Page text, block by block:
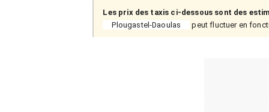
Les prix des taxis ci-dessous sont des
Plougastel-Daoulas
peut fluctuer en